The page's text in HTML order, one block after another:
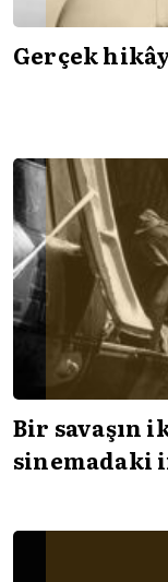
Gerçek
Bir savaşın
sinemadaki